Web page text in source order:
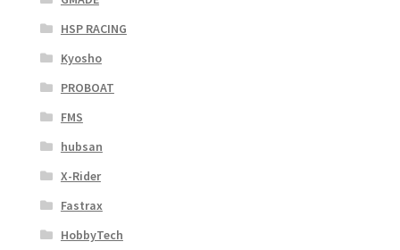
HSP RACING
Kyosho
PROBOAT
FMS
hubsan
X-Rider
Fastrax
HobbyTech